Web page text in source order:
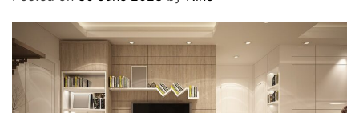
D